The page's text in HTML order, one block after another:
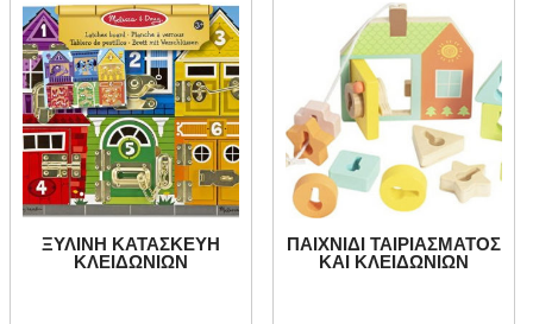
ΞΥΛΙΝΗ ΚΑΤΑΣΚΕΥΗ
ΚΛΕΙΔΩΝΙΩΝ
ΠΑΙΧΝΙΔΙ ΤΑΙΡΙΑΣΜΑΤΟΣ
ΚΑΙ ΚΛΕΙΔΩΝΙΩΝ